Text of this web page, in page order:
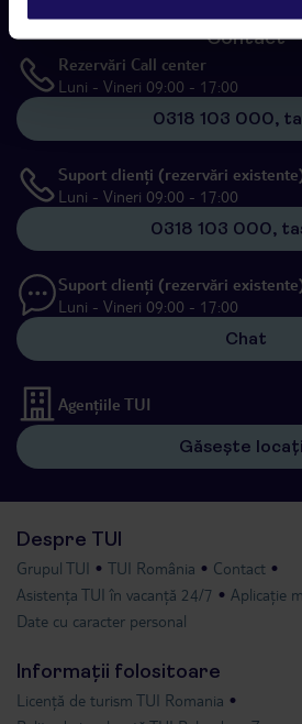
Contact
Rezervări Call center
Luni - Vineri 09:00 - 17:00
0318 103 000,
Suport clienți (rezervări
Luni - Vineri 09:00 - 17:00
0318 103 000,
Suport clienți (rezervări
Luni - Vineri 09:00 - 17:00
Chat
Agențiile TUI
Găsește
Despre TUI
Grupul TUI TUI România
Contact
Asistența TUI în vacanță 24/7
Aplicație
Date cu caracter personal
Informații folositoare
Licență de turism TUI Romania